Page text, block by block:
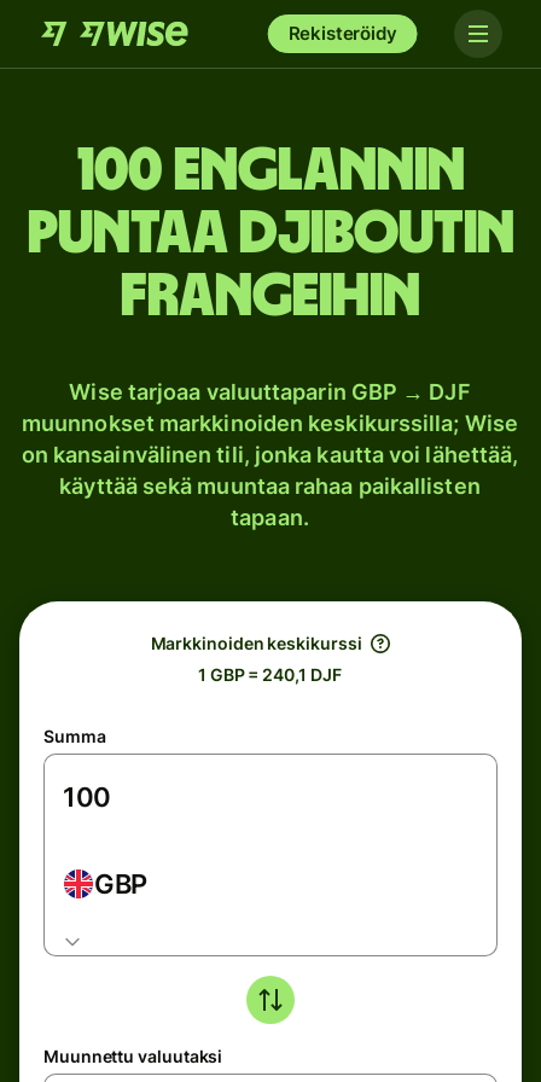
Rekisteröidy
100 Englannin
puntaa Djiboutin
frangeihin
Wise tarjoaa valuuttaparin GBP → DJF
muunnokset markkinoiden keskikurssilla; Wise
on kansainvälinen tili, jonka kautta voi lähettää,
käyttää sekä muuntaa rahaa paikallisten
tapaan.
Markkinoiden keskikurssi
1 GBP = 240,1 DJF
Summa
GBP
Muunnettu valuutaksi